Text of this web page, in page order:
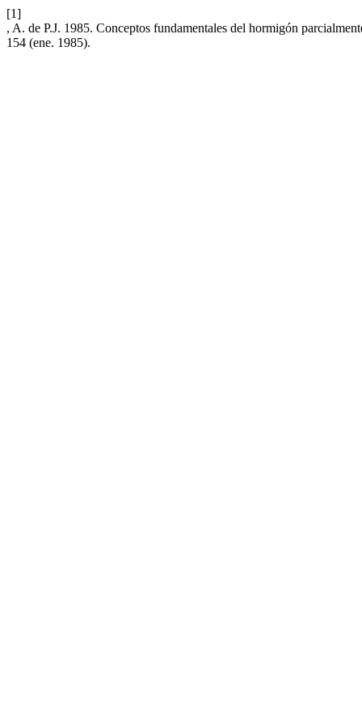
[1]
, A. de P.J. 1985. Conceptos fundamentales del hormigón
154 (ene. 1985).